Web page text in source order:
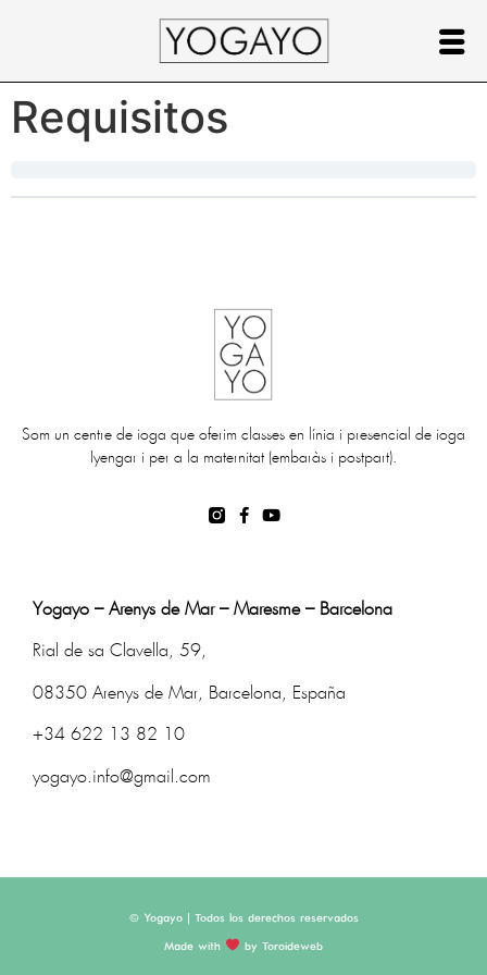
Requisitos
Som un centre de ioga que oferim classes en línia i presencial de ioga
Iyengar i per a la maternitat (embaràs i postpart).
Yogayo – Arenys de Mar – Maresme – Barcelona
Rial de sa Clavella, 59,
08350 Arenys de Mar, Barcelona, España
+34 622 13 82 10
yogayo.info@gmail.com
© Yogayo | Todos los derechos reservados
Made with by Toroideweb